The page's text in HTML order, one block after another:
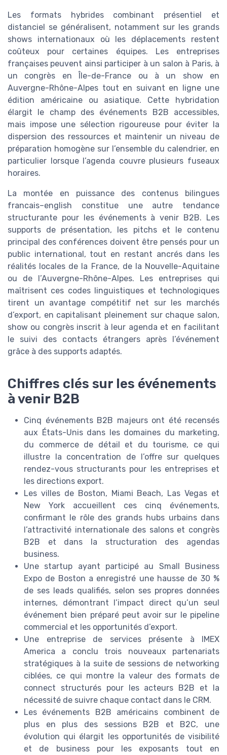
Les formats hybrides combinant présentiel et
distanciel se généralisent, notamment sur les grands
shows internationaux où les déplacements restent
coûteux pour certaines équipes. Les entreprises
françaises peuvent ainsi participer à un salon à Paris, à
un congrès en Île-de-France ou à un show en
Auvergne-Rhône-Alpes tout en suivant en ligne une
édition américaine ou asiatique. Cette hybridation
élargit le champ des événements B2B accessibles,
mais impose une sélection rigoureuse pour éviter la
dispersion des ressources et maintenir un niveau de
préparation homogène sur l’ensemble du calendrier, en
particulier lorsque l’agenda couvre plusieurs fuseaux
horaires.
La montée en puissance des contenus bilingues
francais–english constitue une autre tendance
structurante pour les événements à venir B2B. Les
supports de présentation, les pitchs et le contenu
principal des conférences doivent être pensés pour un
public international, tout en restant ancrés dans les
réalités locales de la France, de la Nouvelle-Aquitaine
ou de l’Auvergne-Rhône-Alpes. Les entreprises qui
maîtrisent ces codes linguistiques et technologiques
tirent un avantage compétitif net sur les marchés
d’export, en capitalisant pleinement sur chaque salon,
show ou congrès inscrit à leur agenda et en facilitant
le suivi des contacts étrangers après l’événement
grâce à des supports adaptés.
Chiffres clés sur les événements
à venir B2B
Cinq événements B2B majeurs ont été recensés
aux États-Unis dans les domaines du marketing,
du commerce de détail et du tourisme, ce qui
illustre la concentration de l’offre sur quelques
rendez-vous structurants pour les entreprises et
les directions export.
Les villes de Boston, Miami Beach, Las Vegas et
New York accueillent ces cinq événements,
confirmant le rôle des grands hubs urbains dans
l’attractivité internationale des salons et congrès
B2B et dans la structuration des agendas
business.
Une startup ayant participé au Small Business
Expo de Boston a enregistré une hausse de 30 %
de ses leads qualifiés, selon ses propres données
internes, démontrant l’impact direct qu’un seul
événement bien préparé peut avoir sur le pipeline
commercial et les opportunités d’export.
Une entreprise de services présente à IMEX
America a conclu trois nouveaux partenariats
stratégiques à la suite de sessions de networking
ciblées, ce qui montre la valeur des formats de
connect structurés pour les acteurs B2B et la
nécessité de suivre chaque contact dans le CRM.
Les événements B2B américains combinent de
plus en plus des sessions B2B et B2C, une
évolution qui élargit les opportunités de visibilité
et de business pour les exposants tout en